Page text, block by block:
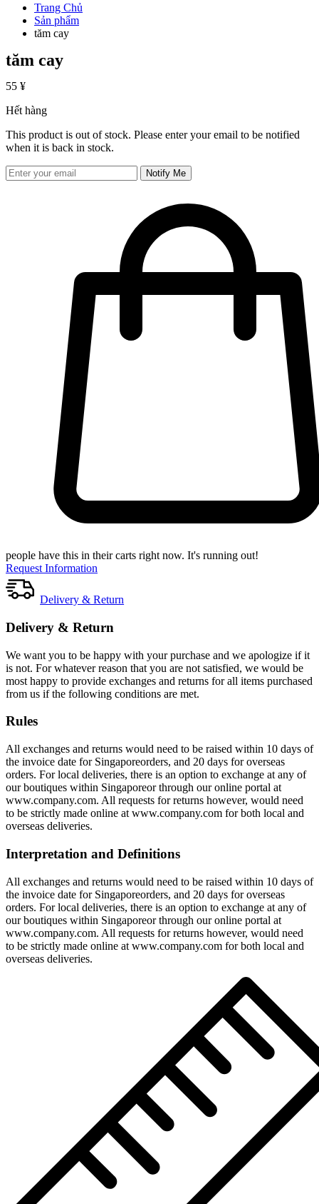
Trang Chủ
Sản phẩm
tăm cay
tăm cay
55 ¥
Hết hàng
This product is out of stock. Please enter your email to be notified
when it is back in stock.
Notify Me
people have this in their carts right now. It's running out!
Request Information
Delivery & Return
Delivery & Return
We want you to be happy with your purchase and we apologize if it
is not. For whatever reason that you are not satisfied, we would be
most happy to provide exchanges and returns for all items purchased
from us if the following conditions are met.
Rules
All exchanges and returns would need to be raised within 10 days of
the invoice date for Singaporeorders, and 20 days for overseas
orders. For local deliveries, there is an option to exchange at any of
our boutiques within Singaporeor through our online portal at
www.company.com. All requests for returns however, would need
to be strictly made online at www.company.com for both local and
overseas deliveries.
Interpretation and Definitions
All exchanges and returns would need to be raised within 10 days of
the invoice date for Singaporeorders, and 20 days for overseas
orders. For local deliveries, there is an option to exchange at any of
our boutiques within Singaporeor through our online portal at
www.company.com. All requests for returns however, would need
to be strictly made online at www.company.com for both local and
overseas deliveries.